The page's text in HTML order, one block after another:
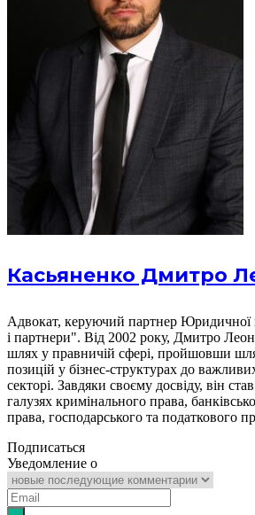
Касьяненко Дмитро
Адвокат, керуючий партнер Юридичної
і партнери". Від 2002 року, Дмитро
шлях у правничій сфері, пройшовши
позицій у бізнес-структурах до
секторі. Завдяки своєму досвіду, він
галузях кримінального права,
права, господарського та податкового
Подписаться
Уведомление о